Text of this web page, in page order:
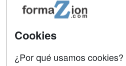
Acceso Usuarios
Acceso Centros
Cookies
¿Por qué usamos cookies?